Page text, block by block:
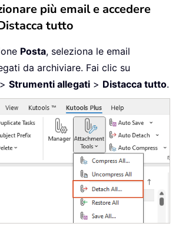
più email e accedere
tutto
Posta, seleziona le email
da archiviare. Fai clic su
> Strumenti allegati > Distacca tutto.